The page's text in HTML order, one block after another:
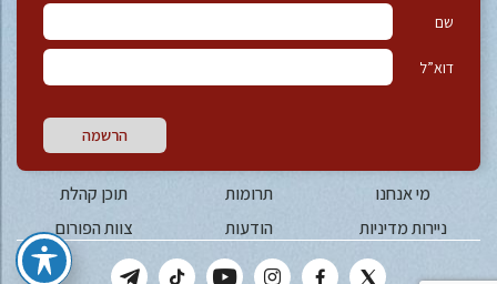
שם
דוא”ל
הרשמה
מי אנחנו תרומות
תוכן קהלת
ניירות מדיניות
הודעות צוות הפורום